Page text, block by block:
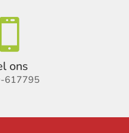

ons
617795